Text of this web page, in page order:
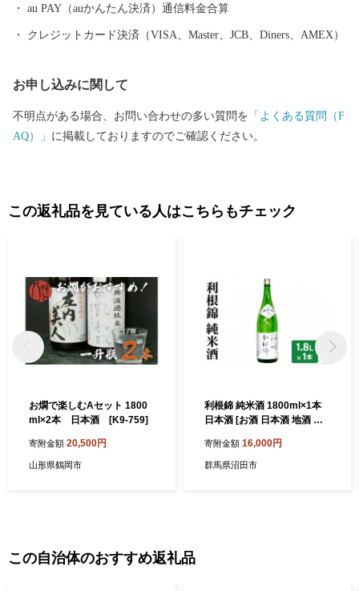
【平日】10:00〜18:00 ※土日祝祭日はお休みをいただいておりま
す。 TEL: 0120-153-012 E-mail：3012_turuoka@champion.co.jp
au PAY（auかんたん決済）通信料金合算
クレジットカード決済（VISA、Master、JCB、Diners、AMEX）
お申し込みに関して
不明点がある場合、お問い合わせの多い質問を 「よくある質問（F
AQ）」 に掲載しておりますのでご確認ください。
この返礼品を見ている人はこちらもチェック
お燗で楽しむAセット 1800
ml×2本 日本酒 [K9-759]
寄附金額 20,500円
山形県鶴岡市
利根錦 純米酒 1800ml×1本
日本酒 [お酒 日本酒 地酒 燗
寄附金額 16,000円
群馬県沼田市
この自治体のおすすめ返礼品